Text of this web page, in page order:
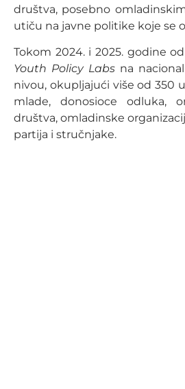
društva, posebno
utiču na javne politike koje se
Tokom 2024. i 2025. godine
Youth Policy Labs na
nivou, okupljajući više od 350
mlade, donosioce odluka,
društva, omladinske
partija i stručnjake.